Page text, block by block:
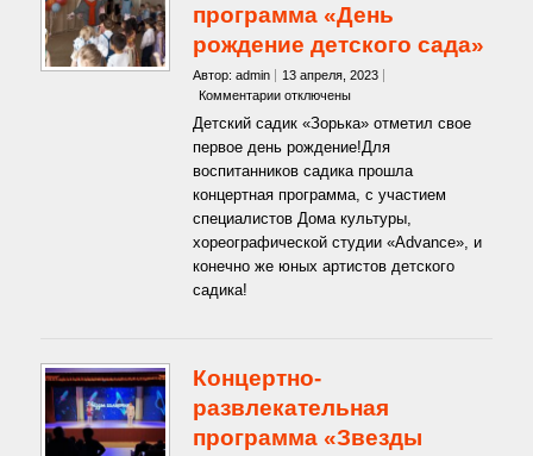
программа «День
рождение детского сада»
Автор: admin
13 апреля, 2023
Комментариик
записи
Концертно-
развлекательная
программа
«День
рождение
детского
отключены
Детский садик «Зорька» отметил свое
первое день рождение!Для
воспитанников садика прошла
концертная программа, с участием
специалистов Дома культуры,
хореографической студии «Advance», и
конечно же юных артистов детского
садика!
Концертно-
развлекательная
программа «Звезды